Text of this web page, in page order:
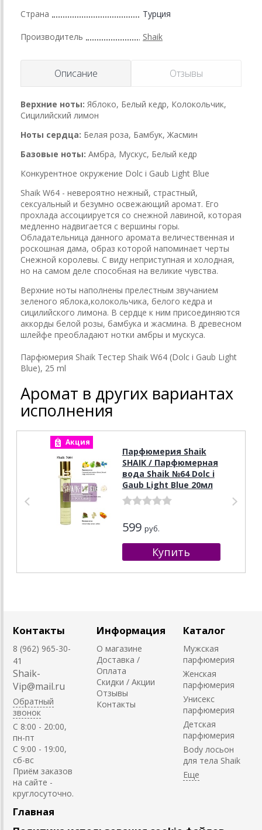
Страна Турция
Производитель Shaik
Описание Отзывы
Верхние ноты: Яблоко, Белый кедр, Колокольчик,
Сицилийский лимон
Ноты сердца: Белая роза, Бамбук, Жасмин
Базовые ноты: Амбра, Мускус, Белый кедр
Конкурентное окружение Dolc i Gaub Light Blue
Shaik W64 - невероятно нежный, страстный,
сексуальный и безумно освежающий аромат. Его
прохлада ассоциируется со снежной лавиной, которая
медленно надвигается с вершины горы.
Обладательница данного аромата величественная и
роскошная дама, образ которой напоминает черты
Снежной королевы. С виду неприступная и холодная,
но на самом деле способная на великие чувства.
Верхние ноты наполнены прелестным звучанием
зеленого яблока,колокольчика, белого кедра и
сицилийского лимона. В сердце к ним присоединяются
аккорды белой розы, бамбука и жасмина. В древесном
шлейфе преобладают нотки амбры и мускуса.
Парфюмерия Shaik Тестер Shaik W64 (Dolc i Gaub Light
Blue), 25 ml
Аромат в других вариантах
исполнения
Акция
Парфюмерия Shaik
SHAIK / Парфюмерная
вода Shaik №64 Dolc i
Gaub Light Blue 20мл
599 руб.
Контакты
8 (962) 965-30-
41
Shaik-
Vip@mail.ru
Обратный
звонок
C 8:00 - 20:00,
пн-пт
С 9:00 - 19:00,
сб-вс
Приём заказов
на сайте -
круглосуточно.
Информация
О магазине
Доставка /
Оплата
Скидки / Акции
Отзывы
Контакты
Каталог
Мужская
парфюмерия
Женская
парфюмерия
Унисекс
парфюмерия
Детская
парфюмерия
Body лосьон
для тела Shaik
Главная